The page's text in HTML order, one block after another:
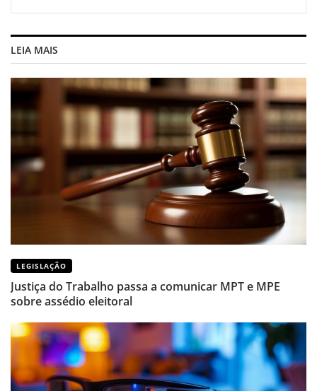
LEIA MAIS
LEGISLAÇÃO
Justiça do Trabalho passa a comunicar MPT e MPE
sobre assédio eleitoral